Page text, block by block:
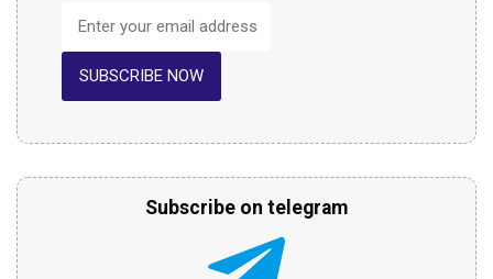
SUBSCRIBE NOW
Subscribe on telegram